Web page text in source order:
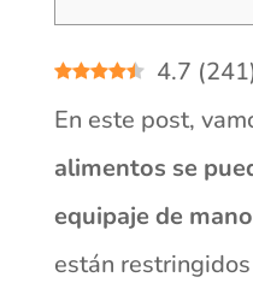
4.7 (241
En este post,
alimentos se
equipaje de mano
están